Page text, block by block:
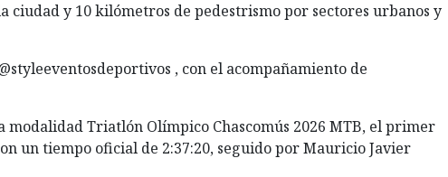
ciudad y 10 kilómetros de pedestrismo por sectores urbanos y
, con el acompañamiento de
modalidad Triatlón Olímpico Chascomús 2026 MTB, el primer
un tiempo oficial de 2:37:20, seguido por Mauricio Javier